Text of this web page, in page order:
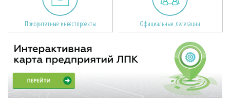
Приоритетные инвестпроекты Официальные делегации